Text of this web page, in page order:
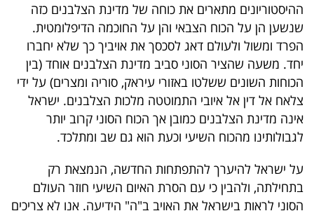
ההיסטוריונים מתארים את כוחה של מדינת הצלבנים כזה
שנשען הן על הכוח הצבאי והן על החוכמה הדיפלומטית.
הפרד ומשול ולעולם דאג לסכסך את אויביך כך שלא יחברו
יחד. משעה שהציר הסוני סביב מדינת הצלבנים אוחד (בין
הכוחות השונים ששלטו באזורי עיראק, סוריה ומצרים) על ידי
צלאח אל דין אל איובי התמוטטה מלכות הצלבנים. ישראל
אינה מדינת הצלבנים כמובן אך הכוח הסוני קרוב יותר
לגבולותינו מהכוח השיעי וכעת הוא גם שב ומתלכד.
על ישראל להיערך להתפתחות החדשה, הנמצאת רק
בתחילתה, ולהבין כי עם הסרת האיום השיעי חוזר העולם
הסוני לראות בישראל את האויב ב"ה" הידיעה. אנו לא צריכים